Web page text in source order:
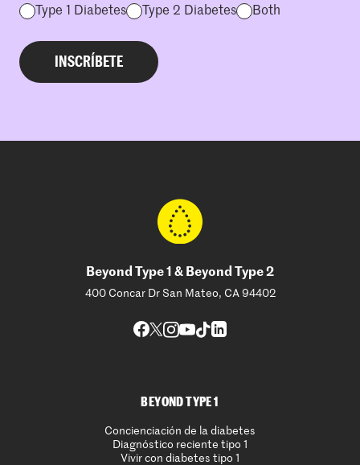
Type 1 Diabetes
Type 2 Diabetes Both
Beyond Type 1 & Beyond Type 2
400 Concar Dr San Mateo, CA 94402
BEYOND TYPE 1
Concienciación de la diabetes
Diagnóstico reciente tipo 1
Vivir con diabetes tipo 1